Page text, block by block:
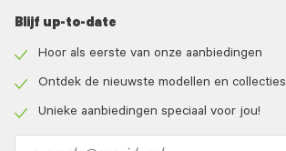
Blijf up-to-date
icon
Hoor als eerste van onze aanbiedingen
icon
Ontdek de nieuwste modellen en collecties
Unieke aanbiedingen speciaal voor jou!